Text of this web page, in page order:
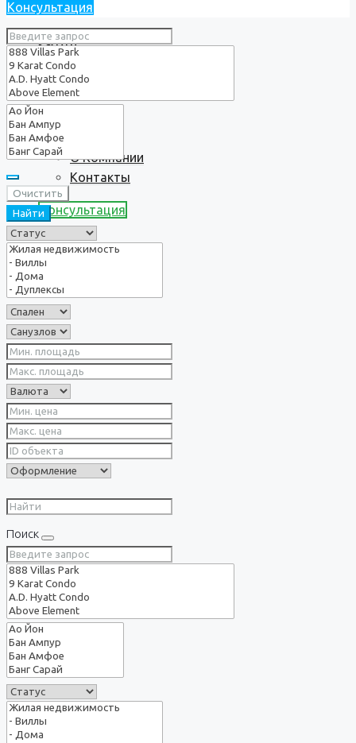
Услуги
О нас
О Компании
Контакты
Консультация
Консультация
Очистить
Найти
Поиск